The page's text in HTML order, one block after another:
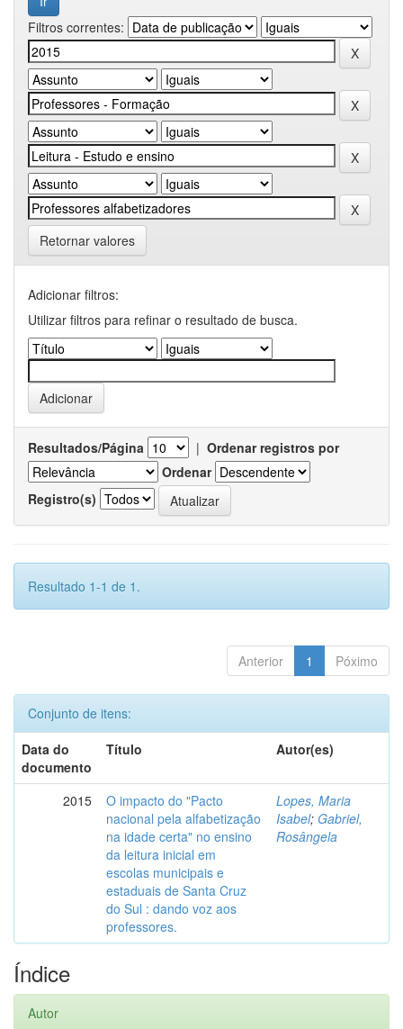
Filtros correntes:
Retornar valores
Adicionar filtros:
Utilizar filtros para refinar o resultado de busca.
Resultados/Página | Ordenar registros por
Ordenar
Registro(s)
Resultado 1-1 de 1.
Anterior 1 Póximo
Conjunto de itens:
Data do
documento
Título Autor(es)
2015
O impacto do "Pacto
nacional pela alfabetização
na idade certa" no ensino
da leitura inicial em
escolas municipais e
estaduais de Santa Cruz
do Sul : dando voz aos
professores.
Lopes, Maria
Isabel; Gabriel,
Rosângela
Índice
Autor